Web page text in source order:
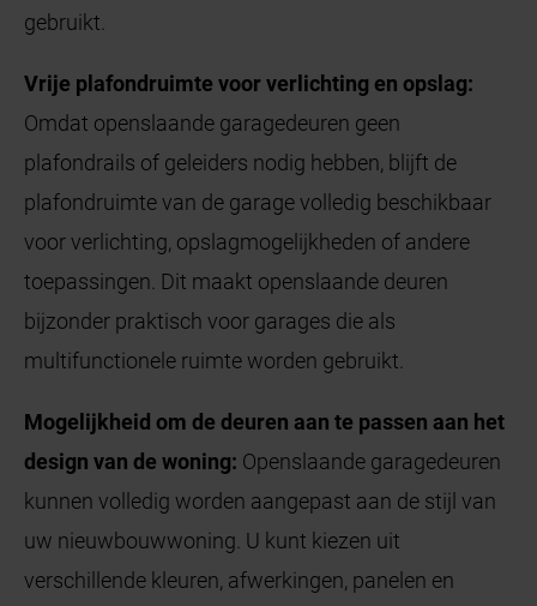
gebruikt.
Vrije plafondruimte voor verlichting en opslag:
Omdat openslaande garagedeuren geen
plafondrails of geleiders nodig hebben, blijft de
plafondruimte van de garage volledig beschikbaar
voor verlichting, opslagmogelijkheden of andere
toepassingen. Dit maakt openslaande deuren
bijzonder praktisch voor garages die als
multifunctionele ruimte worden gebruikt.
Mogelijkheid om de deuren aan te passen aan het
design van de woning: Openslaande garagedeuren
kunnen volledig worden aangepast aan de stijl van
uw nieuwbouwwoning. U kunt kiezen uit
verschillende kleuren, afwerkingen, panelen en